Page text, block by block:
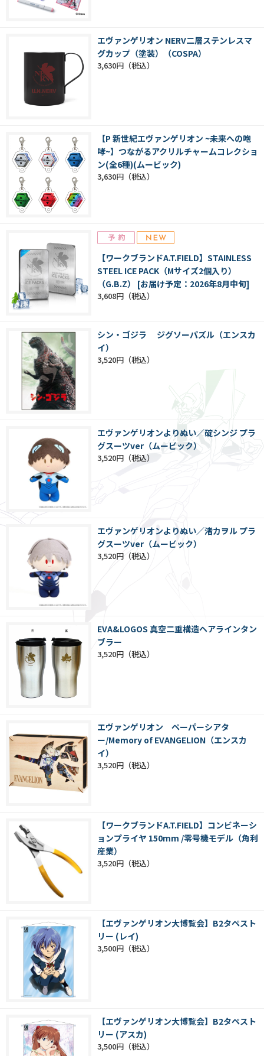
エヴァンゲリオン NERV二層ステンレスマ
グカップ（塗装）（COSPA）
3,630円
【P 新世紀エヴァンゲリオン ~未来への咆
哮~】つながるアクリルチャームコレクショ
ン(全6種)(ムービック)
3,630円
【ワークブランドA.T.FIELD】STAINLESS
STEEL ICE PACK（Mサイズ2個入り）
（G.B.Z） [お届け予定：2026年8月中旬]
3,608円
シン・ゴジラ ジグソーパズル（エンスカ
イ）
3,520円
エヴァンゲリオンよりぬい／碇シンジ プラ
グスーツver（ムービック）
3,520円
エヴァンゲリオンよりぬい／渚カヲル プラ
グスーツver（ムービック）
3,520円
EVA&LOGOS 真空二重構造ヘアラインタン
ブラー
3,520円
エヴァンゲリオン ペーパーシアタ
ー/Memory of EVANGELION（エンスカ
イ）
3,520円
【ワークブランドA.T.FIELD】コンビネーシ
ョンプライヤ 150mm /零号機モデル（角利
産業）
3,520円
【エヴァンゲリオン大博覧会】B2タペスト
リー (レイ)
3,500円
【エヴァンゲリオン大博覧会】B2タペスト
リー (アスカ)
3,500円